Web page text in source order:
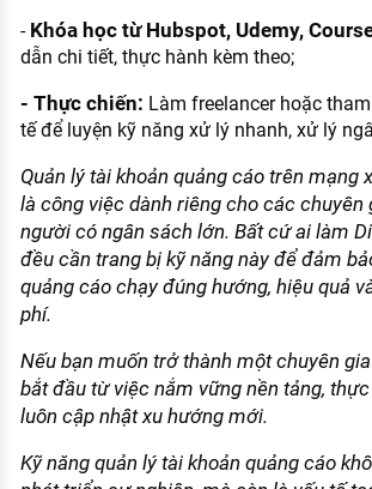
-Khóa học từ Hubspot, Udemy,
dẫn chi tiết, thực hành kèm theo;
- Thực chiến: Làm freelancer hoặc
tế để luyện kỹ năng xử lý nhanh, xử lý
Quản lý tài khoản quảng cáo trên mạng
là công việc dành riêng cho các chuyên
người có ngân sách lớn. Bất cứ ai làm
đều cần trang bị kỹ năng này để đảm
quảng cáo chạy đúng hướng, hiệu quả
phí.
Nếu bạn muốn trở thành một chuyên
bắt đầu từ việc nắm vững nền tảng,
luôn cập nhật xu hướng mới.
Kỹ năng quản lý tài khoản quảng cáo